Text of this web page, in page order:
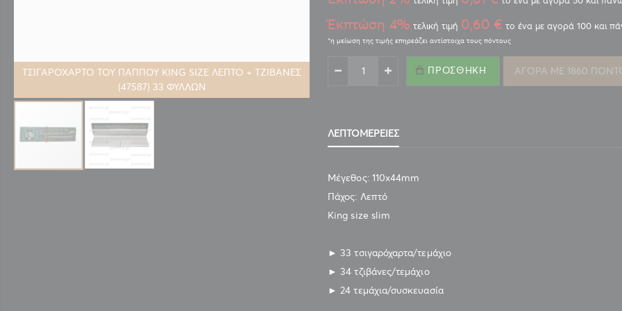
ΤΣΙΓΑΡΟΧΑΡΤΟ ΤΟΥ ΠΑΠΠΟΥ KING SIZE ΛΕΠΤΟ + ΤΖΙΒΑΝΕΣ
(47587) 33 ΦΥΛΛΩΝ
ΤΣΙΓΑΡΟΧΑΡΤΟ ΤΟΥ ΠΑΠΠΟΥ KING SIZE ΛΕΠΤΟ + ΤΖΙΒΑΝΕΣ
(47587) 33 ΦΥΛΛΩΝ
Έκπτώση 4% τελική τιμή 0,60 € το ένα με αγορά 100 και
ΠΡΟΣΘΉΚΗ ΑΓΟΡΑ ΜΕ 1860
ΛΕΠΤΟΜΈΡΕΙΕΣ
Μέγεθος: 110x44mm
Πάχος: Λεπτό
Κing size slim
► 33 τσιγαρόχαρτα/τεμάχιο
► 34 τζιβάνες/τεμάχιο
► 24 τεμάχια/συσκευασία